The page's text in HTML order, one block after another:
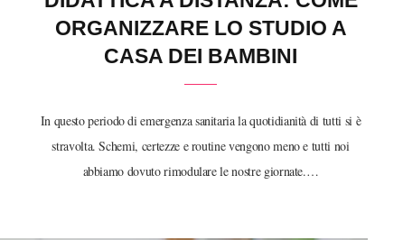
ORGANIZZARE LO STUDIO A
CASA DEI BAMBINI
In questo periodo di emergenza sanitaria la quotidianità di tutti si è
stravolta. Schemi, certezze e routine vengono meno e tutti noi
abbiamo dovuto rimodulare le nostre giornate.…